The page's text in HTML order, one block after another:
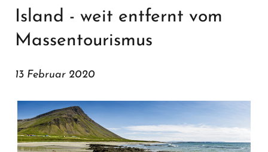
Island - weit entfernt vom
Massentourismus
13 Februar 2020